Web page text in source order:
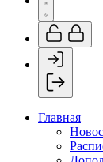
Главная